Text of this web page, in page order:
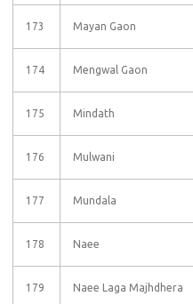
173 Mayan Gaon
174 Mengwal Gaon
175 Mindath
176 Mulwani
177 Mundala
178 Naee
179 Naee Laga Majhdhera